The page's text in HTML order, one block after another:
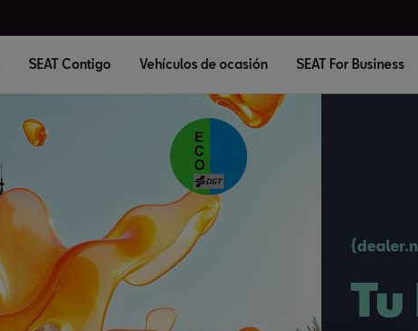
SEAT Contigo Vehículos de ocasión SEAT For Business